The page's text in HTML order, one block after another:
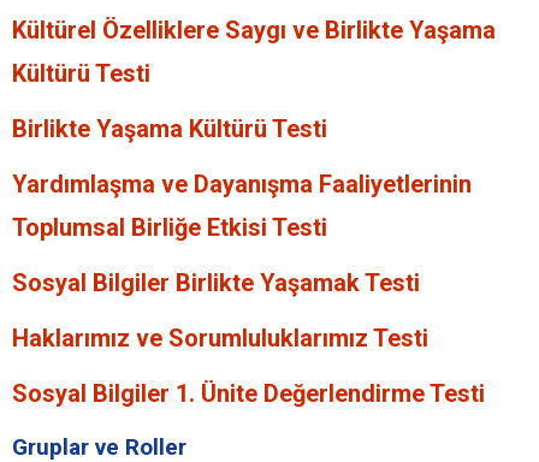
Kültürel Özelliklere Saygı ve Birlikte Yaşama
Kültürü Testi
Birlikte Yaşama Kültürü Testi
Yardımlaşma ve Dayanışma Faaliyetlerinin
Toplumsal Birliğe Etkisi Testi
Sosyal Bilgiler Birlikte Yaşamak Testi
Haklarımız ve Sorumluluklarımız Testi
Sosyal Bilgiler 1. Ünite Değerlendirme Testi
Gruplar ve Roller